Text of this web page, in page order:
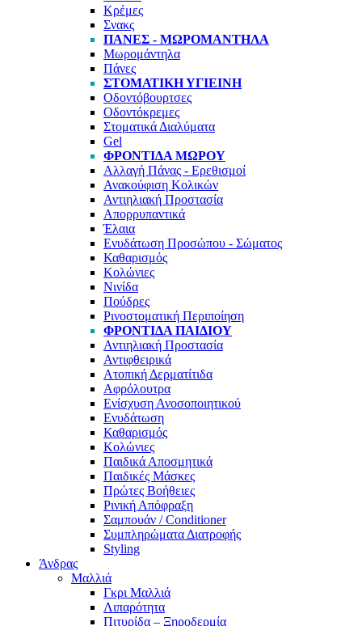
Κρέμες
Σνακς
ΠΆΝΕΣ - ΜΩΡΟΜΆΝΤΗΛΑ
Μωρομάντηλα
Πάνες
ΣΤΟΜΑΤΙΚΉ ΥΓΙΕΙΝΉ
Οδοντόβουρτσες
Οδοντόκρεμες
Στοματικά Διαλύματα
Gel
ΦΡΟΝΤΊΔΑ ΜΩΡΟΎ
Αλλαγή Πάνας - Ερεθισμοί
Ανακούφιση Κολικών
Αντιηλιακή Προστασία
Απορρυπαντικά
Έλαια
Ενυδάτωση Προσώπου - Σώματος
Καθαρισμός
Κολώνιες
Νινίδα
Πούδρες
Ρινοστοματική Περιποίηση
ΦΡΟΝΤΊΔΑ ΠΑΙΔΙΟΎ
Αντιηλιακή Προστασία
Αντιφθειρικά
Ατοπική Δερματίτιδα
Αφρόλουτρα
Ενίσχυση Ανοσοποιητικού
Ενυδάτωση
Καθαρισμός
Κολώνιες
Παιδικά Αποσμητικά
Παιδικές Μάσκες
Πρώτες Βοήθειες
Ρινική Απόφραξη
Σαμπουάν / Conditioner
Συμπληρώματα Διατροφής
Styling
Άνδρας
Μαλλιά
Γκρι Μαλλιά
Λιπαρότητα
Πιτυρίδα – Ξηροδερμία